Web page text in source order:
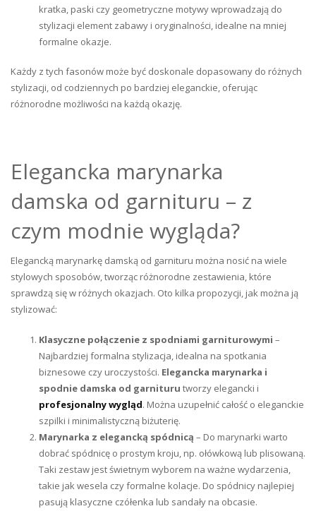
kratka, paski czy geometryczne motywy wprowadzają do
stylizacji element zabawy i oryginalności, idealne na mniej
formalne okazje.
Każdy z tych fasonów może być doskonale dopasowany do różnych
stylizacji, od codziennych po bardziej eleganckie, oferując
różnorodne możliwości na każdą okazję.
Elegancka marynarka
damska od garnituru – z
czym modnie wygląda?
Elegancką marynarkę damską od garnituru można nosić na wiele
stylowych sposobów, tworząc różnorodne zestawienia, które
sprawdzą się w różnych okazjach. Oto kilka propozycji, jak można ją
stylizować:
Klasyczne połączenie z spodniami garniturowymi –
Najbardziej formalna stylizacja, idealna na spotkania
biznesowe czy uroczystości. Elegancka marynarka i
spodnie damska od garnituru tworzy elegancki i
profesjonalny wygląd. Można uzupełnić całość o eleganckie
szpilki i minimalistyczną biżuterię.
Marynarka z elegancką spódnicą – Do marynarki warto
dobrać spódnicę o prostym kroju, np. ołówkową lub plisowaną.
Taki zestaw jest świetnym wyborem na ważne wydarzenia,
takie jak wesela czy formalne kolacje. Do spódnicy najlepiej
pasują klasyczne czółenka lub sandały na obcasie.